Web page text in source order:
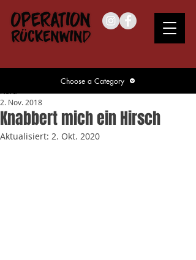
Knabbert mich ein Hirsch
2. Nov. 2018
Aktualisiert: 2. Okt. 2020
Choose a Category